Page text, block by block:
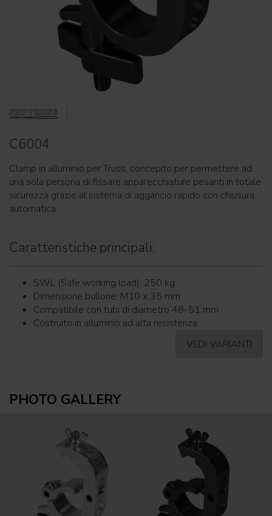
C6004
Clamp in alluminio per Truss, concepito per permettere ad
una sola persona di fissare apparecchiature pesanti in totale
sicurezza grazie al sistema di aggancio rapido con chiusura
automatica
Caratteristiche principali:
SWL (Safe working load): 250 kg
Dimensione bullone: M10 x 35 mm
Compatibile con tubi di diametro 48-51 mm
Costruito in alluminio ad alta resistenza
VEDI VARIANTI
PHOTO GALLERY